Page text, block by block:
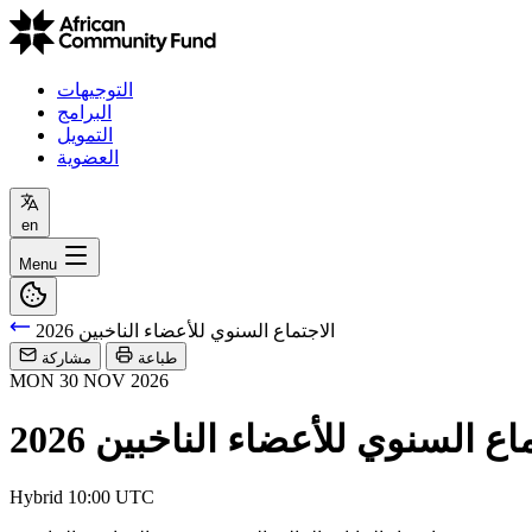
التوجيهات
البرامج
التمويل
العضوية
en
Menu
الاجتماع السنوي للأعضاء الناخبين 2026
مشاركة طباعة
MON 30 NOV 2026
السنوي للأعضاء الناخبين 2026
Hybrid 10:00 UTC